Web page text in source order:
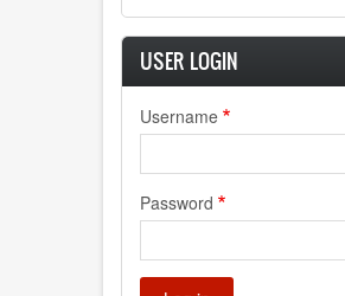
USER LOGIN
Username
Password